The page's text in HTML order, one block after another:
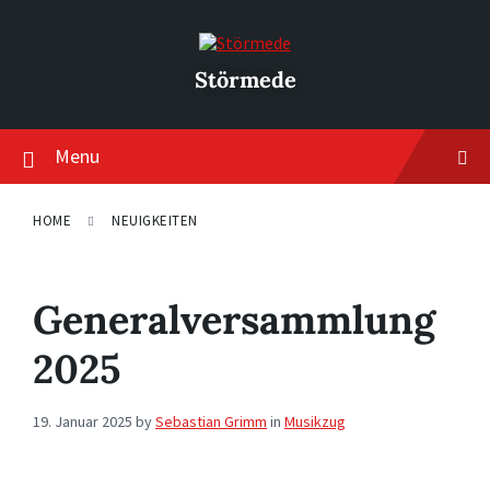
Störmede
Menu
HOME NEUIGKEITEN
Generalversammlung
2025
19. Januar 2025 bySebastian Grimm in Musikzug